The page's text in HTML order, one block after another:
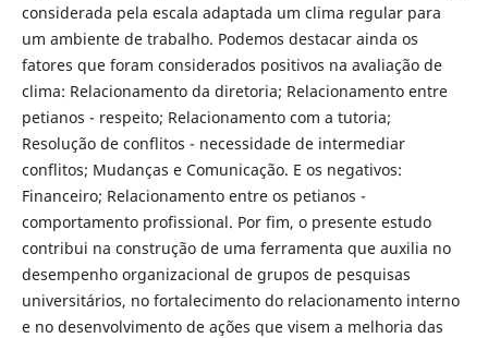
considerada pela escala adaptada um clima regular para
um ambiente de trabalho. Podemos destacar ainda os
fatores que foram considerados positivos na avaliação de
clima: Relacionamento da diretoria; Relacionamento entre
petianos - respeito; Relacionamento com a tutoria;
Resolução de conflitos - necessidade de intermediar
conflitos; Mudanças e Comunicação. E os negativos:
Financeiro; Relacionamento entre os petianos -
comportamento profissional. Por fim, o presente estudo
contribui na construção de uma ferramenta que auxilia no
desempenho organizacional de grupos de pesquisas
universitários, no fortalecimento do relacionamento interno
e no desenvolvimento de ações que visem a melhoria das